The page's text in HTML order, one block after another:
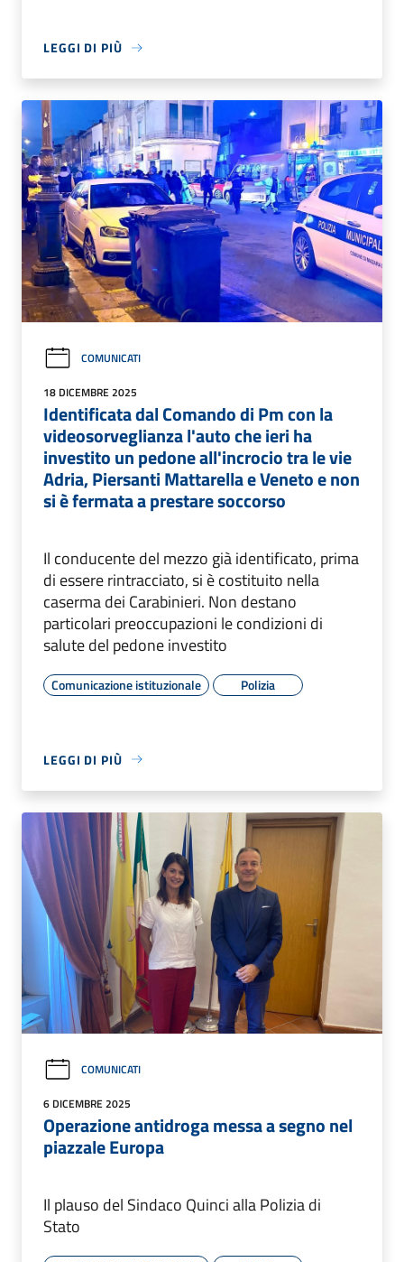
LEGGI DI PIÙ
COMUNICATI
18 DICEMBRE 2025
Identificata dal Comando di Pm con la
videosorveglianza l'auto che ieri ha
investito un pedone all'incrocio tra le vie
Adria, Piersanti Mattarella e Veneto e non
si è fermata a prestare soccorso
Il conducente del mezzo già identificato, prima
di essere rintracciato, si è costituito nella
caserma dei Carabinieri. Non destano
particolari preoccupazioni le condizioni di
salute del pedone investito
Comunicazione istituzionale Polizia
LEGGI DI PIÙ
COMUNICATI
6 DICEMBRE 2025
Operazione antidroga messa a segno nel
piazzale Europa
Il plauso del Sindaco Quinci alla Polizia di
Stato